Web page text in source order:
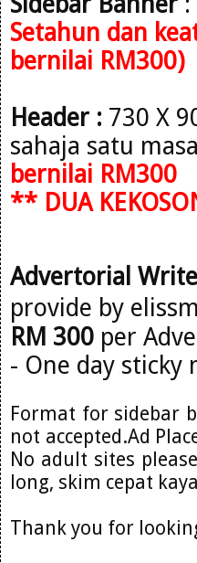
Setahun dan
bernilai RM300)
Header : 730 X
sahaja satu
bernilai RM300
** DUA
Advertorial
provide by
RM 300 per
- One day sticky
Format for sidebar
not accepted.Ad
No adult sites
long, skim cepat
Thank you for